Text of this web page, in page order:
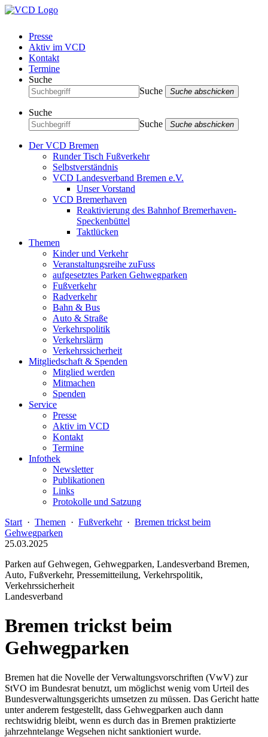
Presse
Aktiv im VCD
Kontakt
Termine
Suche
Suche
Suche abschicken
Suche
Suche
Suche abschicken
Der VCD Bremen
Runder Tisch Fußverkehr
Selbstverständnis
VCD Landesverband Bremen e.V.
Unser Vorstand
VCD Bremerhaven
Reaktivierung des Bahnhof Bremerhaven-
Speckenbüttel
Taktlücken
Themen
Kinder und Verkehr
Veranstaltungsreihe zuFuss
aufgesetztes Parken Gehwegparken
Fußverkehr
Radverkehr
Bahn & Bus
Auto & Straße
Verkehrspolitik
Verkehrslärm
Verkehrssicherheit
Mitgliedschaft & Spenden
Mitglied werden
Mitmachen
Spenden
Service
Presse
Aktiv im VCD
Kontakt
Termine
Infothek
Newsletter
Publikationen
Links
Protokolle und Satzung
Start · Themen · Fußverkehr· Bremen trickst beim
Gehwegparken
25.03.2025
Parken auf Gehwegen, Gehwegparken, Landesverband Bremen,
Auto, Fußverkehr, Pressemitteilung, Verkehrspolitik,
Verkehrssicherheit
Landesverband
Bremen trickst beim
Gehwegparken
Bremen hat die Novelle der Verwaltungsvorschriften (VwV) zur
StVO im Bundesrat benutzt, um möglichst wenig vom Urteil des
Bundesverwaltungsgerichts umsetzen zu müssen. Das Gericht hatte
unter anderem festgestellt, dass Gehwegparken auch dann
rechtswidrig bleibt, wenn es durch das in Bremen praktizierte
jahrzehntelange Wegsehen nicht sanktioniert wurde.